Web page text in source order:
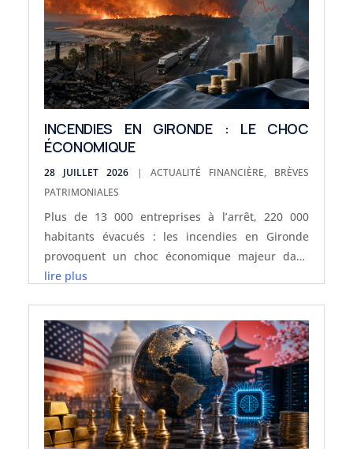
INCENDIES EN GIRONDE : LE CHOC
ÉCONOMIQUE
28 JUILLET 2026 | ACTUALITÉ FINANCIÈRE, BRÈVES
PATRIMONIALES
Plus de 13 000 entreprises à l’arrêt, 220 000
habitants évacués : les incendies en Gironde
provoquent un choc économique majeur dans
une France déjà fragilisée.
lire plus